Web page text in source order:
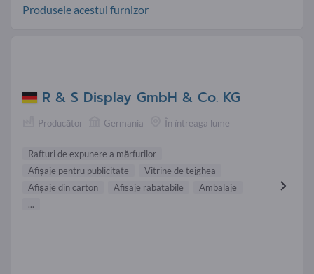
Produsele acestui furnizor
R & S Display GmbH & Co. KG
Producător Germania În întreaga lume
Rafturi de expunere a mărfurilor
Afişaje pentru publicitate
Vitrine de tejghea
Afişaje din carton
Afisaje rabatabile
Ambalaje
...